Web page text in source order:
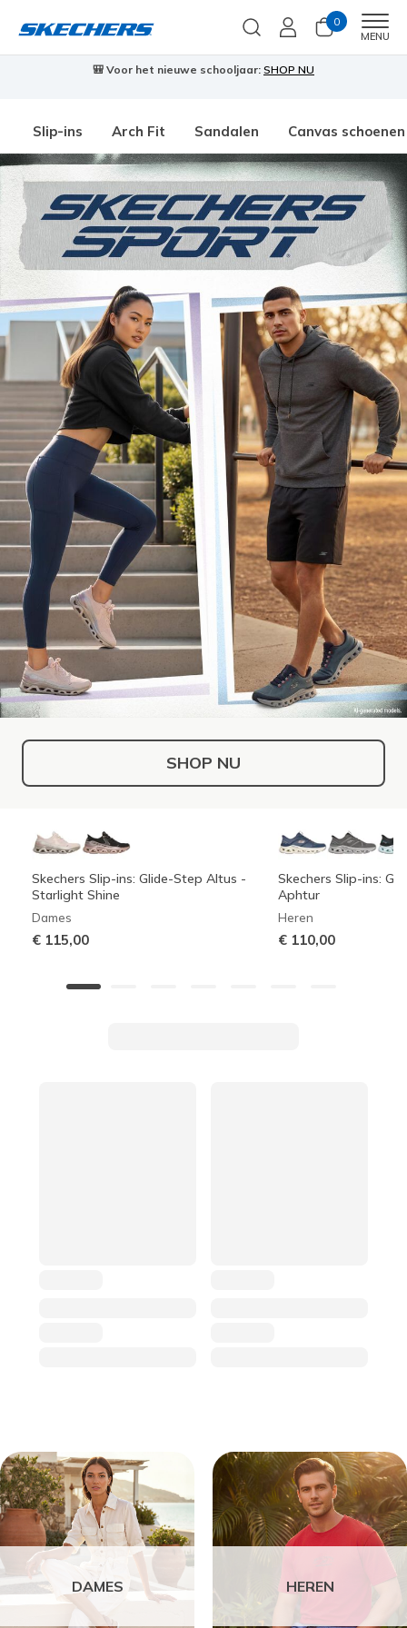
0
MENU
🎒 Voor het nieuwe schooljaar: SHOP NU
Slip-ins Arch Fit Sandalen Canvas schoenen
SHOP NU
Skechers Slip-ins: Glide-Step Altus -
Starlight Shine
Dames
€ 115,00
Skechers Slip-ins:
Aphtur
Heren
€ 110,00
DAMES HEREN